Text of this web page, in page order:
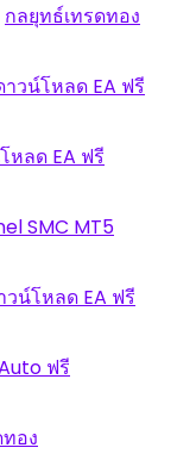
กลยุทธ์เทรดทอง
าวน์โหลด EA ฟรี
หลด EA ฟรี
SMC MT5
วน์โหลด EA ฟรี
ฟรี
อง